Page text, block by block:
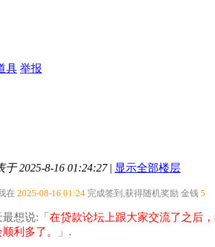
具 举报
于 2025-8-16 01:24:27 | 显示全部楼层
在 2025-08-16 01:24 完成签到,获得随机奖励 金钱 5
想说:「 在贷款论坛上跟大家交流了之后
利多了。​
」.